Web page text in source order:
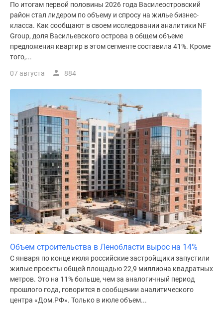
акции
Макс
Рассрочка
По итогам первой половины 2026 года Василеостровский
район стал лидером по объему и спросу на жилье бизнес-
класса. Как сообщают в своем исследовании аналитики NF
Group, доля Васильевского острова в общем объеме
предложения квартир в этом сегменте составила 41%. Кроме
того,...
07 августа 884
Объем строительства в Ленобласти вырос на 14%
С января по конце июля российские застройщики запустили
жилые проекты общей площадью 22,9 миллиона квадратных
метров. Это на 11% больше, чем за аналогичный период
прошлого года, говорится в сообщении аналитического
центра «Дом.РФ». Только в июле объем...